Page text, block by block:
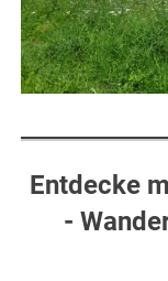
Entdecke
-